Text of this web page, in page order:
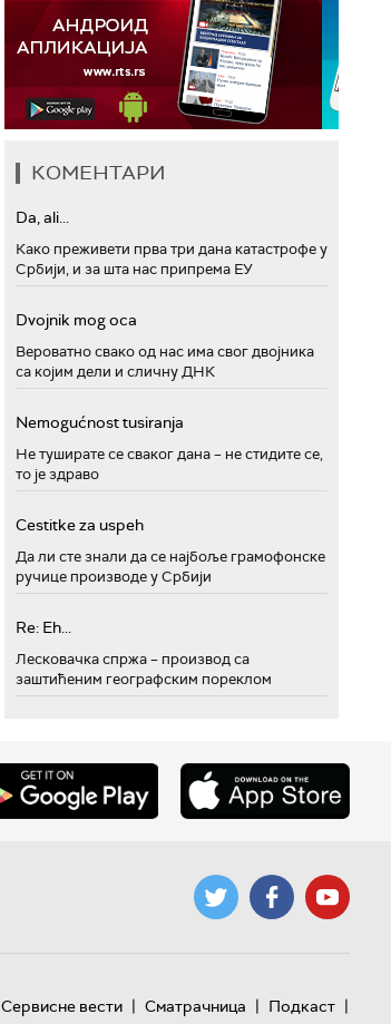
КОМЕНТАРИ
Da, ali...
Како преживети прва три дана катастрофе у
Србији, и за шта нас припрема ЕУ
Dvojnik mog oca
Вероватно свако од нас има свог двојника
са којим дели и сличну ДНК
Nemogućnost tusiranja
Не туширате се сваког дана – не стидите се,
то је здраво
Cestitke za uspeh
Да ли сте знали да се најбоље грамофонске
ручице производе у Србији
Re: Eh...
Лесковачка спржа – производ са
заштићеним географским пореклом
Сервисне вести | Сматрачница | Подкаст |